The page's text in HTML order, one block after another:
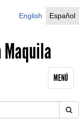
English
Español
Maquila
MENÚ